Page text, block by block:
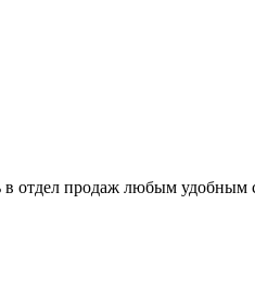
отдел продаж любым